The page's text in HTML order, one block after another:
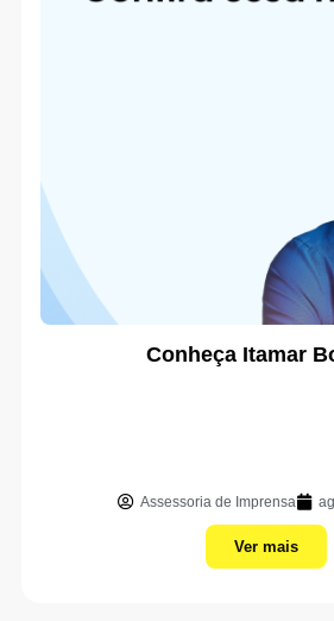
Conheça Itamar
Assessoria de Imprensa
Ver mais